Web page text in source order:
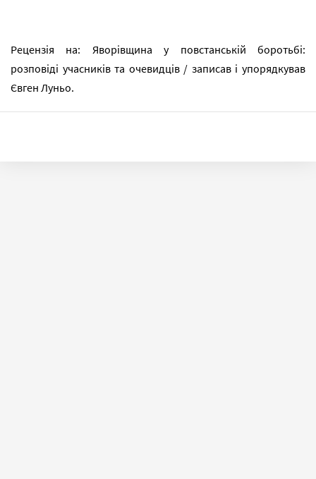
Рецензія на: Яворівщина у повстанській боротьбі:
розповіді учасників та очевидців / записав і упорядкував
Євген Луньо.